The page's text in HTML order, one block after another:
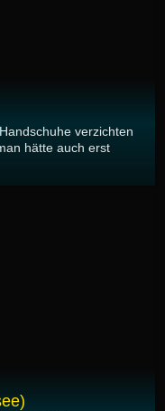
verzichten
hätte auch erst